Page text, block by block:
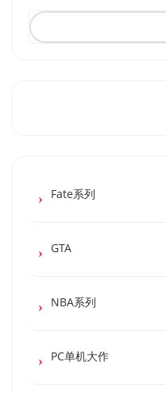
Fate系列
GTA
NBA系列
PC单机大作